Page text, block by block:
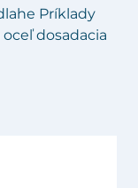
Príklady
dosadacia